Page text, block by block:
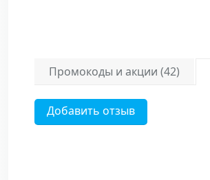
Промокоды и акции (42)
Добавить отзыв